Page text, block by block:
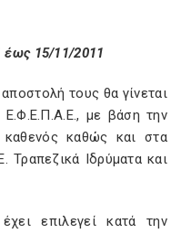
έως 15/11/2011
τους θα γίνεται
με βάση την
καθενός καθώς και στα
Τραπεζικά Ιδρύματα και
επιλεγεί κατά την